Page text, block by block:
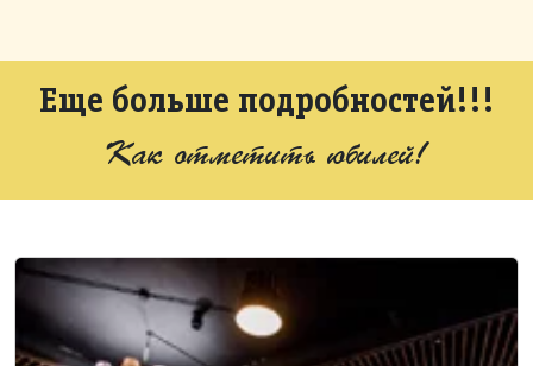
Еще больше подробностей!!!
Как отметить юбилей!